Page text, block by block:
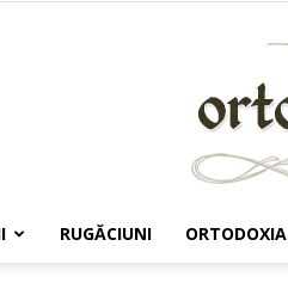
RUGĂCIUNI ORTODOXIA